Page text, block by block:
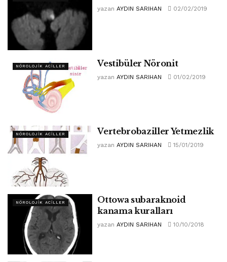
yazan AYDIN SARIHAN 02/02/2019
NÖROLOJIK ACILLER Vestibüler Nöronit
yazan AYDIN SARIHAN 01/02/2019
NÖROLOJIK ACILLER Vertebrobaziller Yetmezlik
yazan AYDIN SARIHAN 15/01/2019
NÖROLOJIK ACILLER
Ottowa subaraknoid
kanama kuralları
yazan AYDIN SARIHAN 10/10/2018